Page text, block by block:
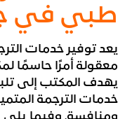
طبي في
يعد توفير خدمات
معقولة أمرًا حاسمًا
يهدف المكتب إلى
خدمات الترجمة
ومنافسة. وفيما